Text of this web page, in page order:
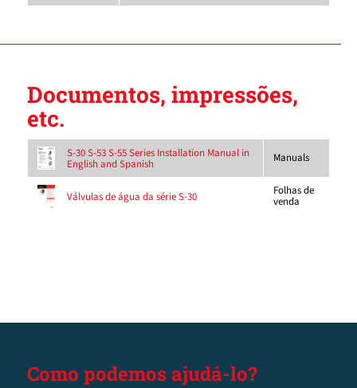
Documentos, impressões,
etc.
S-30 S-53 S-55 Series Installation Manual in
English and Spanish Manuals
Válvulas de água da série S-30 Folhas de
venda
Como podemos ajudá-lo?